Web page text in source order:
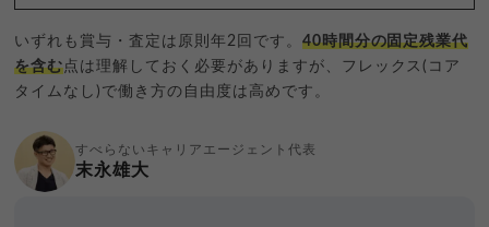
いずれも賞与・査定は原則年2回です。 40時間分の固定残業代
を含む点は理解しておく必要がありますが、フレックス(コア
タイムなし)で働き方の自由度は高めです。
すべらないキャリアエージェント代表
末永雄大